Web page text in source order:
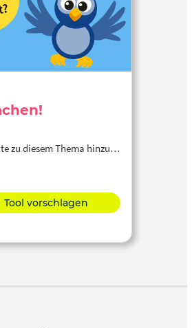
zu diesem Thema hinzu…
Tool vorschlagen